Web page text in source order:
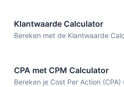
Klantwaarde Calculator
Bereken met de Klantwaarde
CPA met CPM Calculator
Bereken je Cost Per Action (CPA)